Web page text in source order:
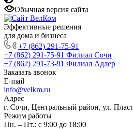
Обычная версия сайта
Эффективные решения
для дома и бизнеса
+7 (862) 291-75-91
+7 (862) 291-75-91 Филиал Сочи
+7 (862) 291-73-91 Филиал Адлер
Заказать звонок
E-mail
info@velkm.ru
Адрес
г. Сочи, Центральный район, ул.
Режим работы
Пн. – Пт.: с 9:00 до 18:00